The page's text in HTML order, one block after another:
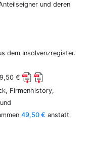
und deren
dem Insolvenzregister.
€
Firmenhistory,
49,50 € anstatt